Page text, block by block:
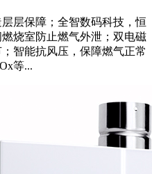
层保障；全智数码科技，恒
烧室防止燃气外泄；双电磁
智能抗风压，保障燃气正常
等...